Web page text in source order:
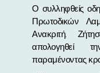
Ο συλληφθείς
Πρωτοδικών
Ανακριτή.
απολογηθεί
παραμένοντας